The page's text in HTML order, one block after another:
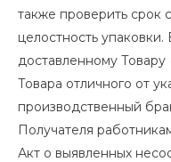
также проверить срок
целостность
доставленному
Товара отличного от
производственный
Получателя
Акт о выявленных